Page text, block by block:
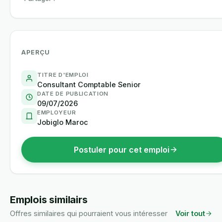
APERÇU
TITRE D'EMPLOI
Consultant Comptable Senior
DATE DE PUBLICATION
09/07/2026
EMPLOYEUR
Jobiglo Maroc
Postuler pour cet emploi
Emplois similairs
Offres similaires qui pourraient vous intéresser Voir tout